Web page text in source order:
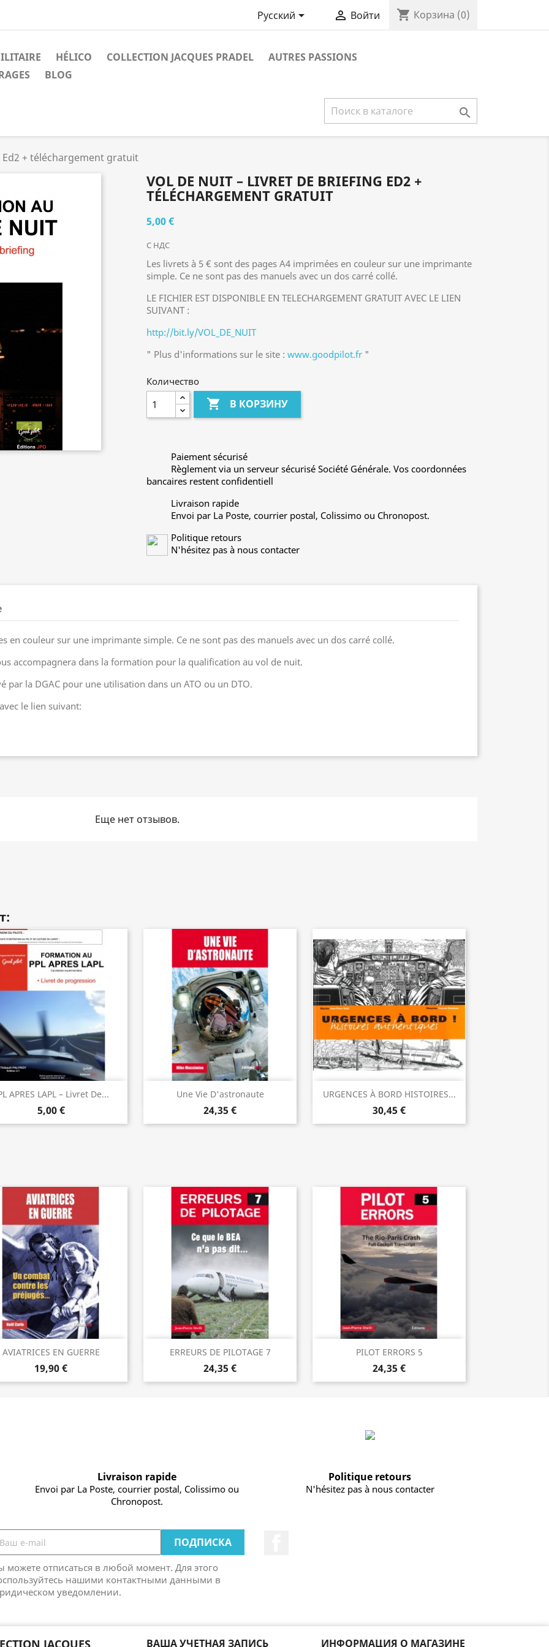
Русский  Войти shopping_cart Корзина (0)
HÉLICO COLLECTION JACQUES PRADEL
AUTRES PASSIONS
BLOG

Ed2 + téléchargement gratuit
VOL DE NUIT – LIVRET DE BRIEFING ED2 +
TÉLÉCHARGEMENT GRATUIT
5,00 €
С НДС
Les livrets à 5 € sont des pages A4 imprimées en couleur sur une imprimante
simple. Ce ne sont pas des manuels avec un dos carré collé.
LE FICHIER EST DISPONIBLE EN TELECHARGEMENT GRATUIT AVEC LE LIEN
SUIVANT :
http://bit.ly/VOL_DE_NUIT
" Plus d'informations sur le site : www.goodpilot.fr "
Количество
 В КОРЗИНУ
Paiement sécurisé
Règlement via un serveur sécurisé Société Générale. Vos coordonnées
bancaires restent confidentiell
Livraison rapide
Envoi par La Poste, courrier postal, Colissimo ou Chronopost.
Politique retours
N'hésitez pas à nous contacter
en couleur sur une imprimante simple. Ce ne sont pas des manuels avec un dos carré collé.
accompagnera dans la formation pour la qualification au vol de nuit.
la DGAC pour une utilisation dans un ATO ou un DTO.
le lien suivant:
Еще нет отзывов.
APRES LAPL – Livret De...
5,00 €
Быстрый просмотр Une Vie D'astronaute
24,35 €
Быстрый просмотр URGENCES À BORD HISTOIRES...
30,45 €
Быстрый просмотр
AVIATRICES EN GUERRE
19,90 €
Быстрый просмотр ERREURS DE PILOTAGE 7
24,35 €
Быстрый просмотр PILOT ERRORS 5
24,35 €
Быстрый просмотр
Livraison rapide
Envoi par La Poste, courrier postal, Colissimo ou
Chronopost.
Politique retours
N'hésitez pas à nous contacter
можете отписаться в любой момент. Для этого
нашими контактными данными в
уведомлении.
JACQUES ВАША УЧЕТНАЯ ЗАПИСЬ ИНФОРМАЦИЯ О МАГАЗИНЕ